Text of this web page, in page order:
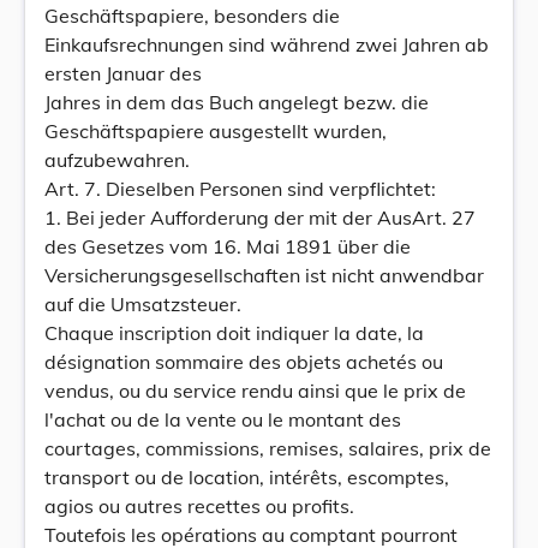
Geschäftspapiere, besonders die
Einkaufsrechnungen sind während zwei Jahren ab
ersten Januar des
Jahres in dem das Buch angelegt bezw. die
Geschäftspapiere ausgestellt wurden,
aufzubewahren.
Art. 7. Dieselben Personen sind verpflichtet:
1. Bei jeder Aufforderung der mit der AusArt. 27
des Gesetzes vom 16. Mai 1891 über die
Versicherungsgesellschaften ist nicht anwendbar
auf die Umsatzsteuer.
Chaque inscription doit indiquer la date, la
désignation sommaire des objets achetés ou
vendus, ou du service rendu ainsi que le prix de
l'achat ou de la vente ou le montant des
courtages, commissions, remises, salaires, prix de
transport ou de location, intérêts, escomptes,
agios ou autres recettes ou profits.
Toutefois les opérations au comptant pourront